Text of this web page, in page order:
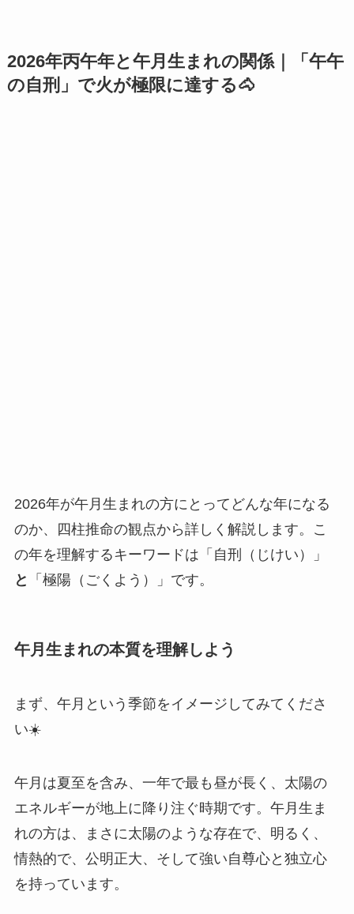
2026年丙午年と午月生まれの関係｜「午午
の自刑」で火が極限に達する🐴
2026年が午月生まれの方にとってどんな年になる
のか、四柱推命の観点から詳しく解説します。こ
の年を理解するキーワードは「自刑（じけい）」
と
「極陽（ごくよう）」です。
午月生まれの本質を理解しよう
まず、午月という季節をイメージしてみてくださ
い☀️
午月は夏至を含み、一年で最も昼が長く、太陽の
エネルギーが地上に降り注ぐ時期です。午月生ま
れの方は、まさに太陽のような存在で、明るく、
情熱的で、公明正大、そして強い自尊心と独立心
を持っています。